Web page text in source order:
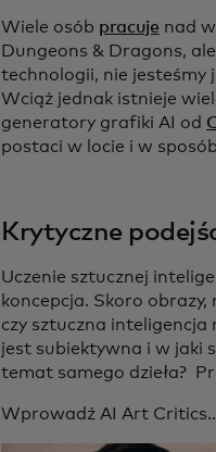
Wiele osób pracuje nad
Dungeons & Dragons,
technologii, nie jesteśmy
Wciąż jednak istnieje
generatory grafiki AI od
postaci w locie i w
Krytyczne
Uczenie sztucznej
koncepcja. Skoro
czy sztuczna inteligencja
jest subiektywna i w jaki
temat samego dzieła?
Wprowadź AI Art